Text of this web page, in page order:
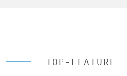
TOP-FEATURE